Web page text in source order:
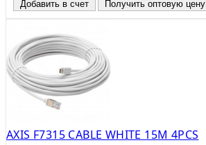
Добавить в счет Получить оптовую цену
AXIS F7315 CABLE WHITE 15M 4PCS